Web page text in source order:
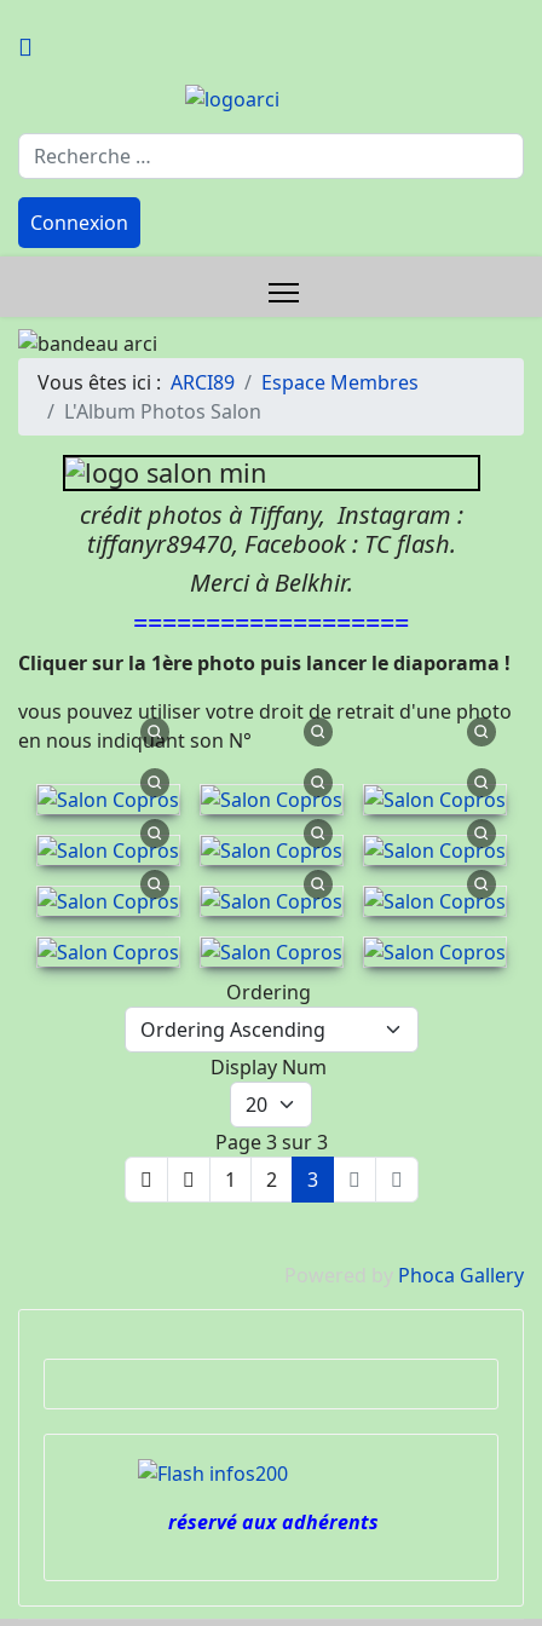
Rechercher
Connexion
Vous êtes ici : ARCI89
Espace Membres
L'Album Photos Salon
crédit photos à Tiffany, Instagram :
tiffanyr89470, Facebook : TC flash.
Merci à Belkhir.
===================
Cliquer sur la 1ère photo puis lancer le diaporama !
vous pouvez utiliser votre droit de retrait d'une photo
en nous indiquant son N°
Ordering
Display Num
Page 3 sur 3
1
2 3
Powered by Phoca Gallery
réservé aux adhérents